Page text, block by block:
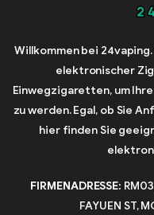
Willkommen bei
elektronischer
Einwegzigaretten, um
zu werden. Egal, ob Sie
hier finden Sie
FIRMENADRESSE:
FAYUEN ST,